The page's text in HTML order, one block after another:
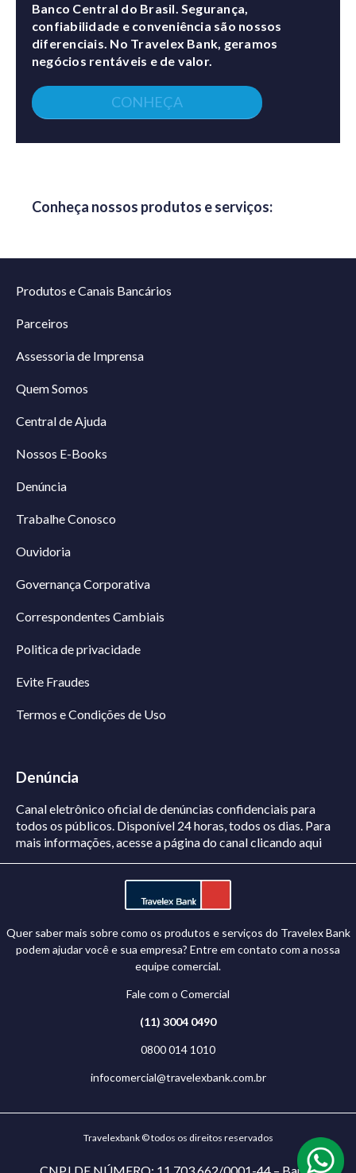
Banco Central do Brasil. Segurança,
confiabilidade e conveniência são nossos
diferenciais. No Travelex Bank, geramos
negócios rentáveis e de valor.
CONHEÇA
Conheça nossos produtos e serviços:
Produtos e Canais Bancários
Parceiros
Assessoria de Imprensa
Quem Somos
Central de Ajuda
Nossos E-Books
Denúncia
Trabalhe Conosco
Ouvidoria
Governança Corporativa
Correspondentes Cambiais
Politica de privacidade
Evite Fraudes
Termos e Condições de Uso
Denúncia
Canal eletrônico oficial de denúncias confidenciais para
todos os públicos. Disponível 24 horas, todos os dias. Para
mais informações, acesse a página do canalclicando aqui
Quer saber mais sobre como os produtos e serviços do Travelex Bank
podem ajudar você e sua empresa? Entre em contato com a nossa
equipe comercial.
Fale com o Comercial
(11) 3004 0490
0800 014 1010
infocomercial@travelexbank.com.br
Travelexbank © todos os direitos reservados